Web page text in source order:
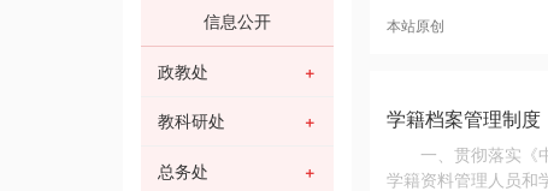
信息公开
政教处
教科研处
总务处
本站原创
学籍档案管理制度
一、贯彻落实《
学籍资料管理人员和